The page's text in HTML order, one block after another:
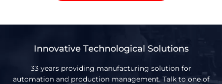
Innovative Technological Solutions
33 years providing manufacturing solution for
automation and production management. Talk to one of